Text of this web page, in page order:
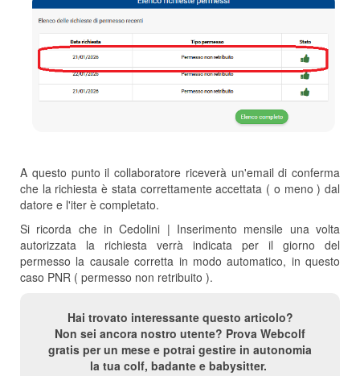
A questo punto il collaboratore riceverà un'email di conferma
che la richiesta è stata correttamente accettata ( o meno ) dal
datore e l'iter è completato.
Si ricorda che in Cedolini | Inserimento mensile una volta
autorizzata la richiesta verrà indicata per il giorno del
permesso la causale corretta in modo automatico, in questo
caso PNR ( permesso non retribuito ).
Hai trovato interessante questo articolo?
Non sei ancora nostro utente? Prova Webcolf
gratis per un mese e potrai gestire in autonomia
la tua colf, badante e babysitter.